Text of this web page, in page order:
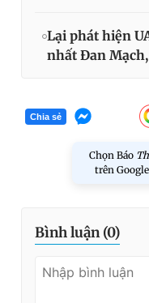
Lại phát hiện
nhất Đan
Chia sẻ
Chọn Báo
trên
Bình luận (0)